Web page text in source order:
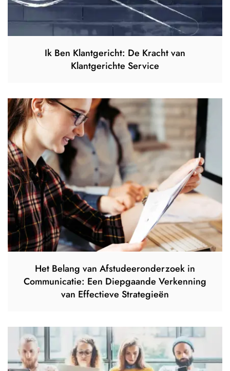
Ik Ben Klantgericht: De Kracht van
Klantgerichte Service
Het Belang van Afstudeeronderzoek in
Communicatie: Een Diepgaande Verkenning
van Effectieve Strategieën